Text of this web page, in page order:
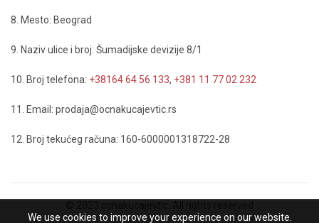
8. Mesto: Beograd
9. Naziv ulice i broj: Šumadijske devizije 8/1
10. Broj telefona: +38164 64 56 133, +381 11 77 02 232
11. Email: prodaja@ocnakucajevtic.rs
12. Broj tekućeg računa: 160-6000001318722-28
We use cookies to improve your experience on our website.